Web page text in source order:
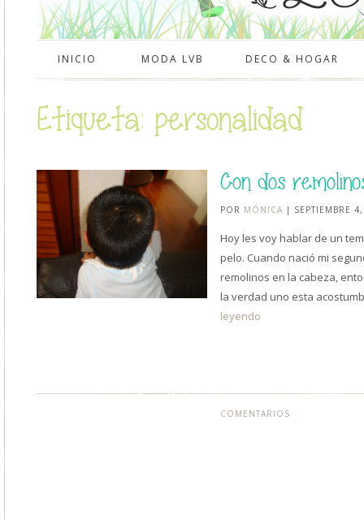
INICIO MODA LVB DECO & HOGAR
Etiqueta: personalidad
Con dos
POR MÓNICA | SEPTIEMBRE
Hoy les voy hablar de un
pelo. Cuando nació mi
remolinos en la cabeza,
la verdad uno esta
leyendo
COMENTARIOS